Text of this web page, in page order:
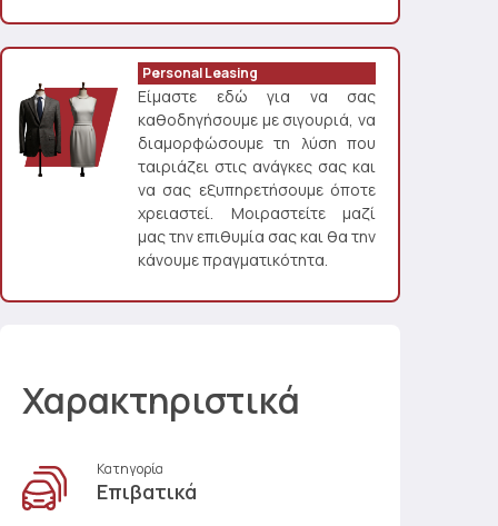
Personal Leasing
Είμαστε εδώ για να σας
καθοδηγήσουμε με σιγουριά, να
διαμορφώσουμε τη λύση που
ταιριάζει στις ανάγκες σας και
να σας εξυπηρετήσουμε όποτε
χρειαστεί. Μοιραστείτε μαζί
μας την επιθυμία σας και θα την
κάνουμε πραγματικότητα.
Χαρακτηριστικά
Κατηγορία
Επιβατικά